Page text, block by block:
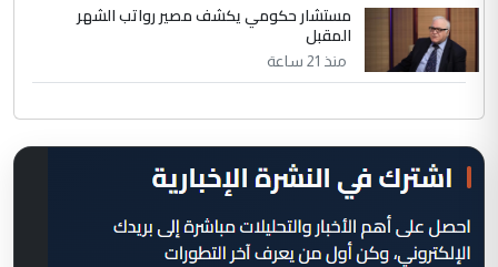
مستشار حكومي يكشف مصير رواتب الشهر
المقبل
منذ 21 ساعة